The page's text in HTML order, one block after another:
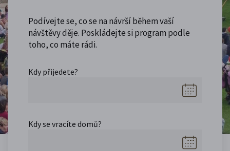
Podívejte se, co se na návrší během vaší
návštěvy děje. Poskládejte si program podle
toho, co máte rádi.
Kdy přijedete?
Kdy se vracíte domů?